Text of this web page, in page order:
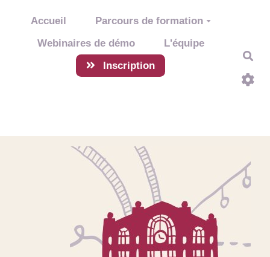
Aller au contenu principal
Accueil
Parcours de formation
Webinaires de démo
L'équipe
Inscription